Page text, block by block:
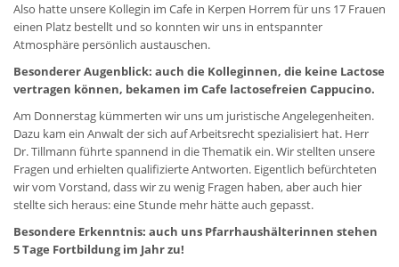
Also hatte unsere Kollegin im Cafe in Kerpen Horrem für uns 17 Frauen
einen Platz bestellt und so konnten wir uns in entspannter
Atmosphäre persönlich austauschen.
Besonderer Augenblick: auch die Kolleginnen, die keine Lactose
vertragen können, bekamen im Cafe lactosefreien Cappucino.
Am Donnerstag kümmerten wir uns um juristische Angelegenheiten.
Dazu kam ein Anwalt der sich auf Arbeitsrecht spezialisiert hat. Herr
Dr. Tillmann führte spannend in die Thematik ein. Wir stellten unsere
Fragen und erhielten qualifizierte Antworten. Eigentlich befürchteten
wir vom Vorstand, dass wir zu wenig Fragen haben, aber auch hier
stellte sich heraus: eine Stunde mehr hätte auch gepasst.
Besondere Erkenntnis: auch uns Pfarrhaushälterinnen stehen
5 Tage Fortbildung im Jahr zu!